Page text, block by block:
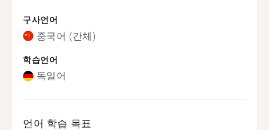
구사언어
중국어 (간체)
학습언어
독일어
언어 학습 목표